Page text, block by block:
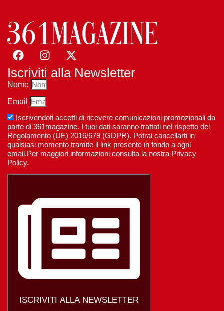
Iscriviti alla Newsletter
Nome
Email
Iscrivendoti accetti di ricevere comunicazioni promozionali da
parte di 361magazine. I tuoi dati saranno trattati nel rispetto del
Regolamento (UE) 2016/679 (GDPR). Potrai cancellarti in
qualsiasi momento tramite il link presente in fondo a ogni
email.Per maggiori informazioni consulta la nostra Privacy
Policy.
ISCRIVITI ALLA NEWSLETTER